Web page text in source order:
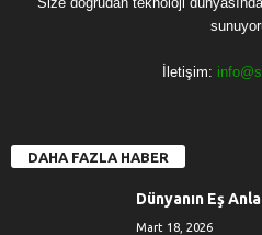
İletişim:
DAHA FAZLA HABER
Dünyanın Eş
Mart 18, 2026